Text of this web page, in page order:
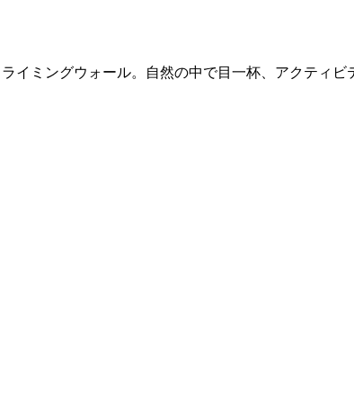
イミングウォール。自然の中で目一杯、アクティビ